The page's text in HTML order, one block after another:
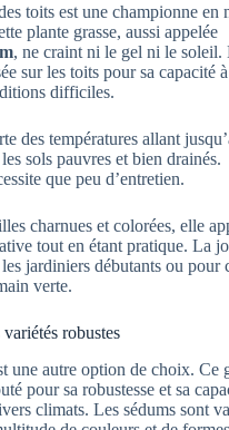
toits est une championne en
plante grasse, aussi appelée
, ne craint ni le gel ni le soleil.
sur les toits pour sa capacité
difficiles.
des températures allant
sols pauvres et bien drainés.
que peu d’entretien.
charnues et colorées, elle
tout en étant pratique. La
jardiniers débutants ou pour
verte.
variétés robustes
une autre option de choix. Ce
pour sa robustesse et sa
climats. Les sédums sont